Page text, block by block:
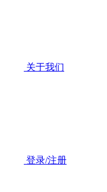
关于我们
登录/注册